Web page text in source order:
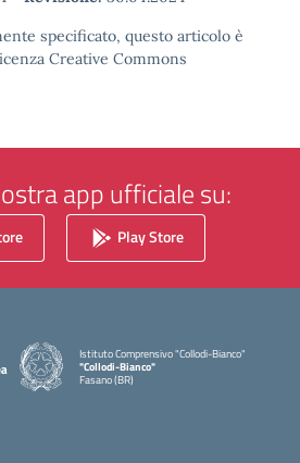
specificato, questo articolo è
Creative Commons
app ufficiale su:
Play Store
Istituto Comprensivo "Collodi-Bianco"
"Collodi-Bianco"
Fasano (BR)